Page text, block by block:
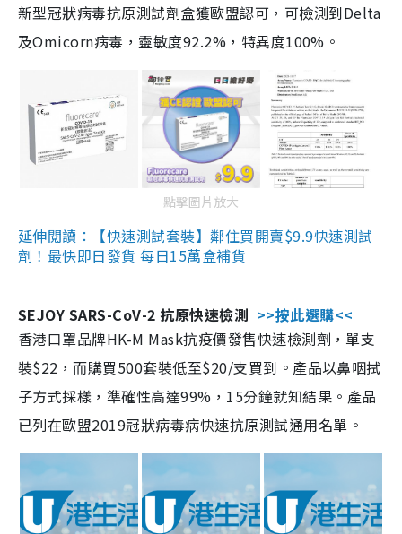
新型冠狀病毒抗原測試劑盒獲歐盟認可，可檢測到Delta
及Omicorn病毒，靈敏度92.2%，特異度100%。
點擊圖片放大
延伸閱讀：【快速測試套裝】鄰住買開賣$9.9快速測試
劑！最快即日發貨 每日15萬盒補貨
SEJOY SARS-CoV-2 抗原快速檢測 >>按此選購<<
香港口罩品牌HK-M Mask抗疫價發售快速檢測劑，單支
裝$22，而購買500套裝低至$20/支買到。產品以鼻咽拭
子方式採樣，準確性高達99%，15分鐘就知結果。產品
已列在歐盟2019冠狀病毒病快速抗原測試通用名單。